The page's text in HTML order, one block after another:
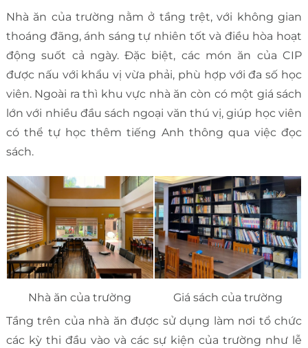
Nhà ăn của trường nằm ở tầng trệt, với không gian
thoáng đãng, ánh sáng tự nhiên tốt và điều hòa hoạt
động suốt cả ngày. Đặc biệt, các món ăn của CIP
được nấu với khẩu vị vừa phải, phù hợp với đa số học
viên. Ngoài ra thì khu vực nhà ăn còn có một giá sách
lớn với nhiều đầu sách ngoại văn thú vị, giúp học viên
có thể tự học thêm tiếng Anh thông qua việc đọc
sách.
Nhà ăn của trường
Giá sách của trường
Tầng trên của nhà ăn được sử dụng làm nơi tổ chức
các kỳ thi đầu vào và các sự kiện của trường như lễ